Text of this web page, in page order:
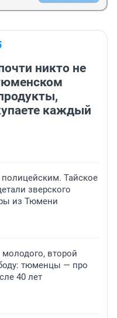
никто не
каждый
Тайское
зверского
из Тюмени
второй
тюменцы — про
40 лет